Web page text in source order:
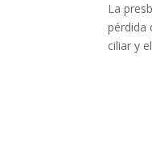
La
pérdida
ciliar y